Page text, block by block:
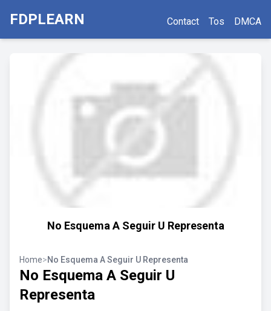
FDPLEARN Contact Tos DMCA
No Esquema A Seguir U Representa
Home>No Esquema A Seguir U Representa
No Esquema A Seguir U
Representa